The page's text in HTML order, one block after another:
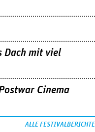
Dach mit viel
Cinema
ALLE FESTIVALBERICHTE